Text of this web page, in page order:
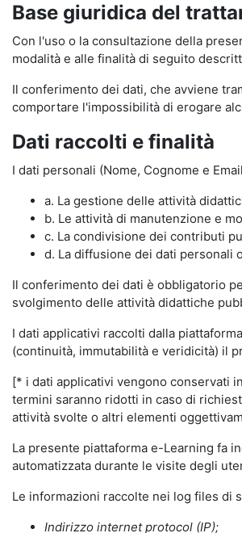
Base giuridica del
Con l'uso o la consultazione della
modalità e alle finalità di seguito
Il conferimento dei dati, che avviene
comportare l'impossibilità di erogare
Dati raccolti e finalità
I dati personali (Nome, Cognome e
a. La gestione delle attività
b. Le attività di manutenzione e
c. La condivisione dei contributi
d. La diffusione dei dati personali
Il conferimento dei dati è obbligatorio
svolgimento delle attività didattiche
I dati applicativi raccolti dalla
(continuità, immutabilità e veridicità) il
[* i dati applicativi vengono conservati
termini saranno ridotti in caso di
attività svolte o altri elementi
La presente piattaforma e-Learning fa
automatizzata durante le visite degli
Le informazioni raccolte nei log files di
Indirizzo internet protocol (IP);